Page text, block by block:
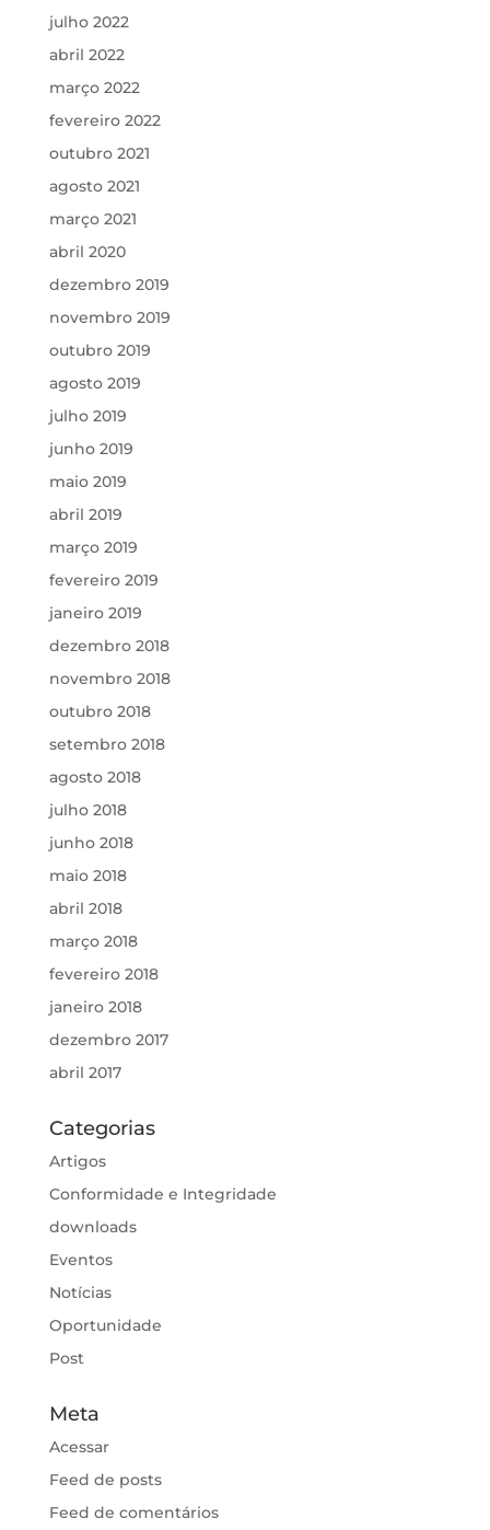
julho 2022
abril 2022
março 2022
fevereiro 2022
outubro 2021
agosto 2021
março 2021
abril 2020
dezembro 2019
novembro 2019
outubro 2019
agosto 2019
julho 2019
junho 2019
maio 2019
abril 2019
março 2019
fevereiro 2019
janeiro 2019
dezembro 2018
novembro 2018
outubro 2018
setembro 2018
agosto 2018
julho 2018
junho 2018
maio 2018
abril 2018
março 2018
fevereiro 2018
janeiro 2018
dezembro 2017
abril 2017
Categorias
Artigos
Conformidade e Integridade
downloads
Eventos
Notícias
Oportunidade
Post
Meta
Acessar
Feed de posts
Feed de comentários